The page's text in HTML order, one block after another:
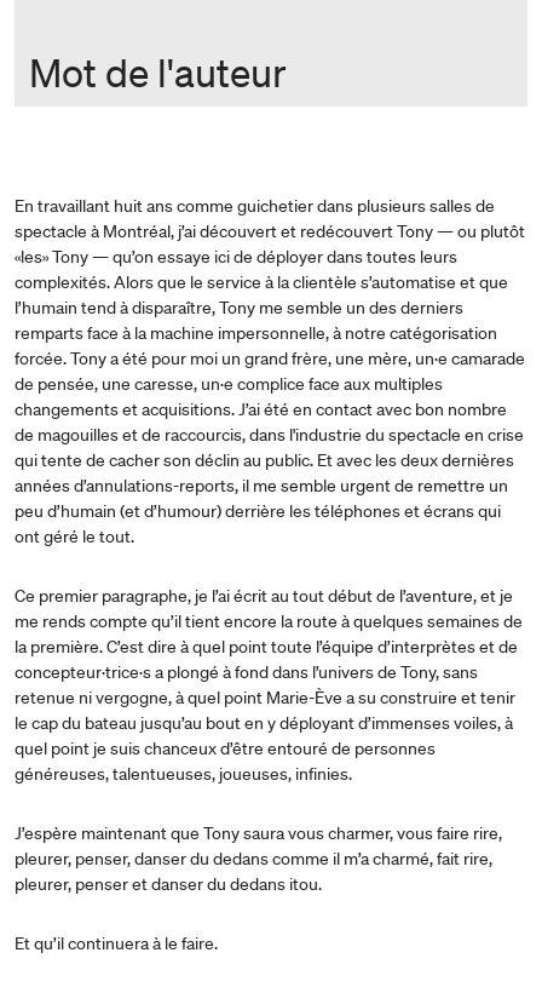
Mot de l'auteur
En travaillant huit ans comme guichetier dans plusieurs salles de
spectacle à Montréal, j’ai découvert et redécouvert Tony—ou plutôt
«les» Tony—qu’on essaye ici de déployer dans toutes leurs
complexités. Alors que le service à la clientèle s’automatise et que
l’humain tend à disparaître, Tony me semble un des derniers
remparts face à la machine impersonnelle, à notre catégorisation
forcée. Tony a été pour moi un grand frère, une mère, un·e camarade
de pensée, une caresse, un·e complice face aux multiples
changements et acquisitions. J’ai été en contact avec bon nombre
de magouilles et de raccourcis, dans l'industrie du spectacle en crise
qui tente de cacher son déclin au public. Et avec les deux dernières
années d’annulations-reports, il me semble urgent de remettre un
peu d’humain (et d’humour) derrière les téléphones et écrans qui
ont géré le tout.
Ce premier paragraphe, je l’ai écrit au tout début de l’aventure, et je
me rends compte qu’il tient encore la route à quelques semaines de
la première. C’est dire à quel point toute l’équipe d’interprètes et de
concepteur·trice·s a plongé à fond dans l’univers de Tony, sans
retenue ni vergogne, à quel point Marie-Ève a su construire et tenir
le cap du bateau jusqu’au bout en y déployant d’immenses voiles, à
quel point je suis chanceux d’être entouré de personnes
généreuses, talentueuses, joueuses, infinies.
J’espère maintenant que Tony saura vous charmer, vous faire rire,
pleurer, penser, danser du dedans comme il m’a charmé, fait rire,
pleurer, penser et danser du dedans itou­.
Et qu’il continuera à le faire.